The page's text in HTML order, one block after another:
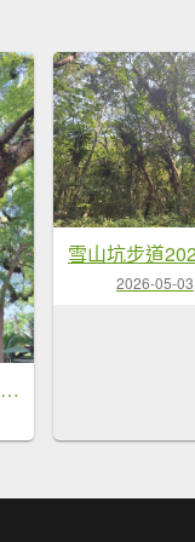
太平車籠山+貓頭鷹步道+番子路山+豬槽山20260502
雪山坑步道
2026-05-03